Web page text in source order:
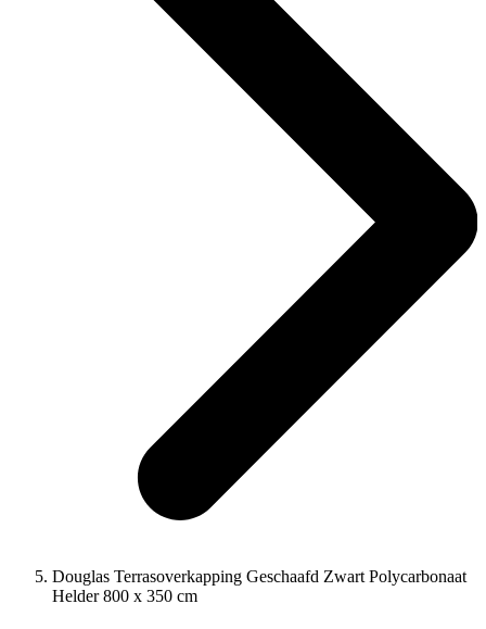
Douglas Terrasoverkapping Geschaafd Zwart Polycarbonaat
Helder 800 x 350 cm